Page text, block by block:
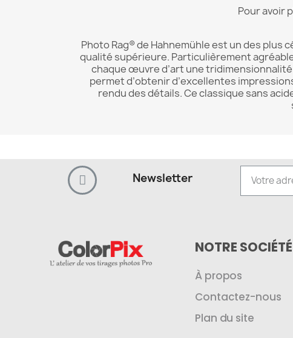
Pour avoir
Photo Rag® de Hahnemühle est un des plus
qualité supérieure. Particulièrement
chaque œuvre d’art une
permet d’obtenir d’excellentes
rendu des détails. Ce classique sans
Newsletter
NOTRE SOCIÉTÉ
À propos
Contactez-nous
Plan du site